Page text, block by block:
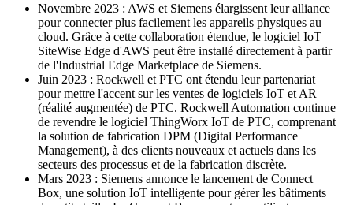
Novembre 2023 : AWS et Siemens élargissent leur alliance
pour connecter plus facilement les appareils physiques au
cloud. Grâce à cette collaboration étendue, le logiciel IoT
SiteWise Edge d'AWS peut être installé directement à partir
de l'Industrial Edge Marketplace de Siemens.
Juin 2023 : Rockwell et PTC ont étendu leur partenariat
pour mettre l'accent sur les ventes de logiciels IoT et AR
(réalité augmentée) de PTC. Rockwell Automation continue
de revendre le logiciel ThingWorx IoT de PTC, comprenant
la solution de fabrication DPM (Digital Performance
Management), à des clients nouveaux et actuels dans les
secteurs des processus et de la fabrication discrète.
Mars 2023 : Siemens annonce le lancement de Connect
Box, une solution IoT intelligente pour gérer les bâtiments